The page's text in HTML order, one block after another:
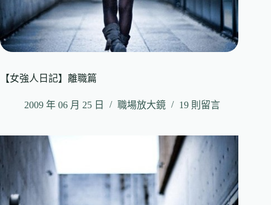
【女強人日記】離職篇
2009 年 06 月 25 日 職場放大鏡 19 則留言